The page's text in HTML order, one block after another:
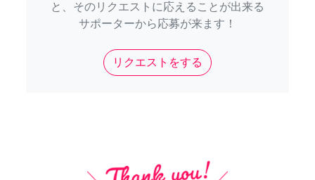
と、そのリクエストに応えることが出来る
サポーターから応募が来ます！
リクエストをする